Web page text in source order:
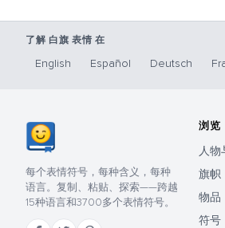
了解 白旗 表情 在
English Español Deutsch
每个表情符号，每种含义，每种
语言。复制、粘贴、探索——跨越
15种语言和3700多个表情符号。
浏览
人物
旗帜
物品
符号